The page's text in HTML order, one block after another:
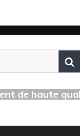
de haute